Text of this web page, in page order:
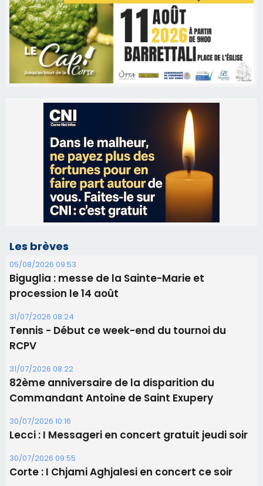
Les brèves
05/08/2026 09:53
Biguglia : messe de la Sainte-Marie et
procession le 14 août
31/07/2026 08:24
Tennis - Début ce week-end du tournoi du
31/07/2026 08:22
82ème anniversaire de la disparition du
Commandant Antoine de Saint Exupery
30/07/2026 10:16
Lecci : I Messageri en concert gratuit jeudi soir
30/07/2026 09:55
Corte : I Chjami Aghjalesi en concert ce soir
30/07/2026 08:33
Bastia - Assunta Gloriosa à la Cathédrale
Sainte-Marie
Les plus lus